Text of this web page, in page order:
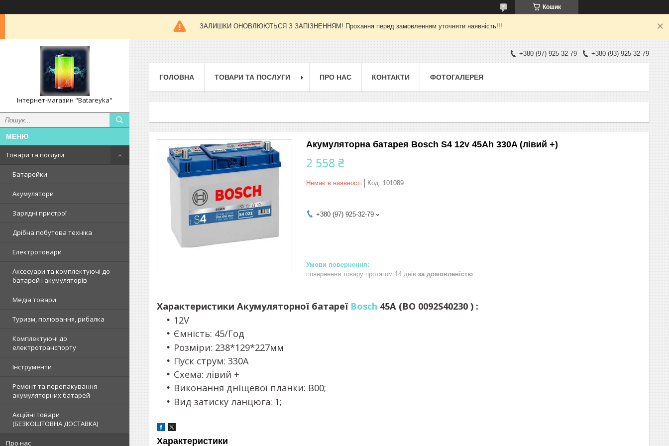
Кошик
ЗАЛИШКИ ОНОВЛЮЮТЬСЯ З ЗАПІЗНЕННЯМ! Прохання перед замовленням уточняти наявність!!!
Інтернет-магазин "Batareyka"
Товари та послуги
Батарейки
Акумулятори
Зарядні пристрої
Дрібна побутова техніка
Електротовари
Аксесуари та комплектуючі до
батарей і акумуляторів
Медіа товари
Туризм, полювання, рибалка
Комплектуючі до
електротранспорту
Інструменти
Ремонт та перепакування
акумуляторних батарей
Акційні товари
(БЕЗКОШТОВНА ДОСТАВКА)
Про нас
+380 (97) 925-32-79 +380 (93) 925-32-79
ГОЛОВНА ТОВАРИ ТА ПОСЛУГИ ПРО НАС КОНТАКТИ ФОТОГАЛЕРЕЯ
Акумуляторна батарея Bosch S4 12v 45Аһ 330A (лівий +)
2 558 ₴
Немає в наявності Код: 101089
+380 (97) 925-32-79
повернення товару протягом 14 днів за домовленістю
Характеристики Акумуляторної батареї Bosch 45А (BO 0092S40230 ) :
12V
Ємність: 45/Год
Розміри: 238*129*227мм
Пуск струм: 330А
Схема: лівий +
Виконання дніщевої планки: B00;
Вид затиску ланцюга: 1;
Характеристики